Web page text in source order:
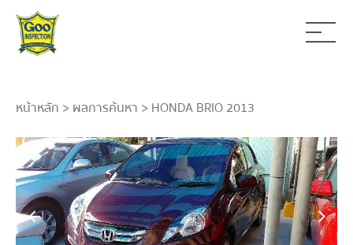
หน้าหลัก > ผลการค้นหา > HONDA BRIO 2013